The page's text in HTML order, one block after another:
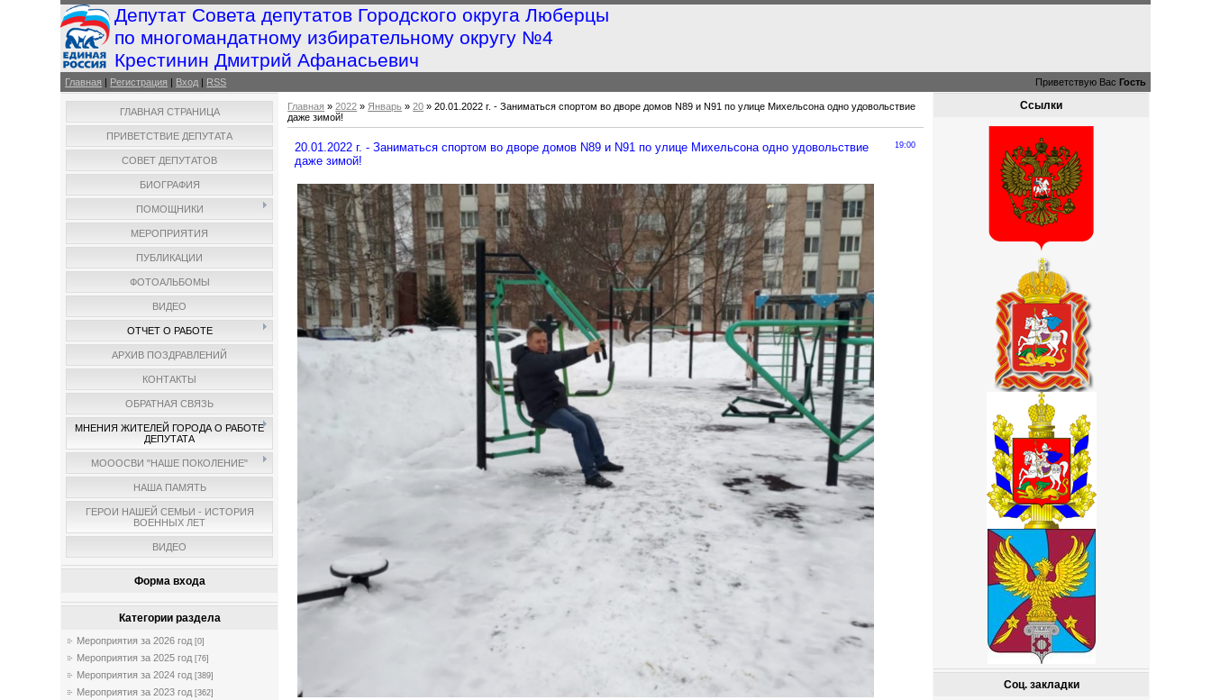
Депутат Совета депутатов Городского округа Люберцы
по многомандатному избирательному округу №4
Крестинин Дмитрий Афанасьевич
Главная | Регистрация | Вход | RSS Приветствую Вас Гость
ГЛАВНАЯ СТРАНИЦА
ПРИВЕТСТВИЕ ДЕПУТАТА
СОВЕТ ДЕПУТАТОВ
БИОГРАФИЯ
ПОМОЩНИКИ
МЕРОПРИЯТИЯ
ПУБЛИКАЦИИ
ФОТОАЛЬБОМЫ
ВИДЕО
ОТЧЕТ О РАБОТЕ
АРХИВ ПОЗДРАВЛЕНИЙ
КОНТАКТЫ
ОБРАТНАЯ СВЯЗЬ
МНЕНИЯ ЖИТЕЛЕЙ ГОРОДА О РАБОТЕ
ДЕПУТАТА
МОООСВИ "НАШЕ ПОКОЛЕНИЕ"
НАША ПАМЯТЬ
ГЕРОИ НАШЕЙ СЕМЬИ - ИСТОРИЯ
ВОЕННЫХ ЛЕТ
ВИДЕО
Форма входа
Категории раздела
Мероприятия за 2026 год [0]
Мероприятия за 2025 год [76]
Мероприятия за 2024 год [389]
Мероприятия за 2023 год [362]
Главная »2022 » Январь » 20 » 20.01.2022 г. - Заниматься спортом во дворе домов N89 и N91 по улице Михельсона одно удовольствие
даже зимой!
19:00
20.01.2022 г. - Заниматься спортом во дворе домов N89 и N91 по улице Михельсона одно удовольствие
даже зимой!
Ссылки
Соц. закладки